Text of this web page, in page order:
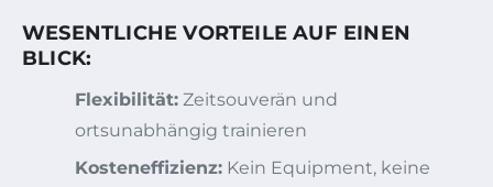
WESENTLICHE VORTEILE AUF EINEN
BLICK:
Flexibilität: Zeitsouverän und
ortsunabhängig trainieren
Kosteneffizienz: Kein Equipment, keine